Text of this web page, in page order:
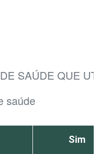
SAÚDE QUE
saúde
Sim